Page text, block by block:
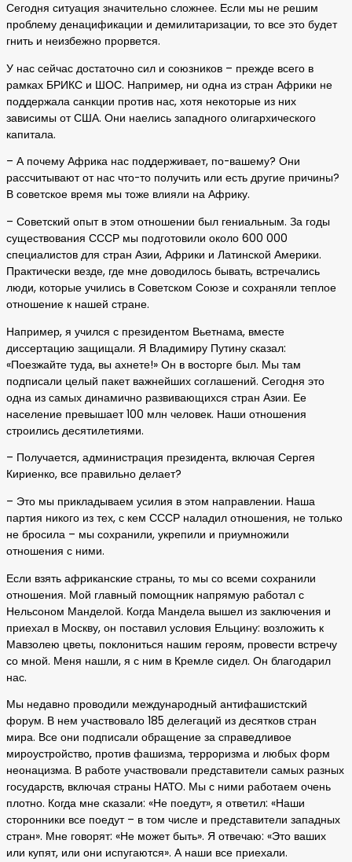
Сегодня ситуация значительно сложнее. Если мы не решим
проблему денацификации и демилитаризации, то все это будет
гнить и неизбежно прорвется.
У нас сейчас достаточно сил и союзников – прежде всего в
рамках БРИКС и ШОС. Например, ни одна из стран Африки не
поддержала санкции против нас, хотя некоторые из них
зависимы от США. Они наелись западного олигархического
капитала.
– А почему Африка нас поддерживает, по-вашему? Они
рассчитывают от нас что-то получить или есть другие причины?
В советское время мы тоже влияли на Африку.
– Советский опыт в этом отношении был гениальным. За годы
существования СССР мы подготовили около 600 000
специалистов для стран Азии, Африки и Латинской Америки.
Практически везде, где мне доводилось бывать, встречались
люди, которые учились в Советском Союзе и сохраняли теплое
отношение к нашей стране.
Например, я учился с президентом Вьетнама, вместе
диссертацию защищали. Я Владимиру Путину сказал:
«Поезжайте туда, вы ахнете!» Он в восторге был. Мы там
подписали целый пакет важнейших соглашений. Сегодня это
одна из самых динамично развивающихся стран Азии. Ее
население превышает 100 млн человек. Наши отношения
строились десятилетиями.
– Получается, администрация президента, включая Сергея
Кириенко, все правильно делает?
– Это мы прикладываем усилия в этом направлении. Наша
партия никого из тех, с кем СССР наладил отношения, не только
не бросила – мы сохранили, укрепили и приумножили
отношения с ними.
Если взять африканские страны, то мы со всеми сохранили
отношения. Мой главный помощник напрямую работал с
Нельсоном Манделой. Когда Мандела вышел из заключения и
приехал в Москву, он поставил условия Ельцину: возложить к
Мавзолею цветы, поклониться нашим героям, провести встречу
со мной. Меня нашли, я с ним в Кремле сидел. Он благодарил
нас.
Мы недавно проводили международный антифашистский
форум. В нем участвовало 185 делегаций из десятков стран
мира. Все они подписали обращение за справедливое
мироустройство, против фашизма, терроризма и любых форм
неонацизма. В работе участвовали представители самых разных
государств, включая страны НАТО. Мы с ними работаем очень
плотно. Когда мне сказали: «Не поедут», я ответил: «Наши
сторонники все поедут – в том числе и представители западных
стран». Мне говорят: «Не может быть». Я отвечаю: «Это ваших
или купят, или они испугаются». А наши все приехали.